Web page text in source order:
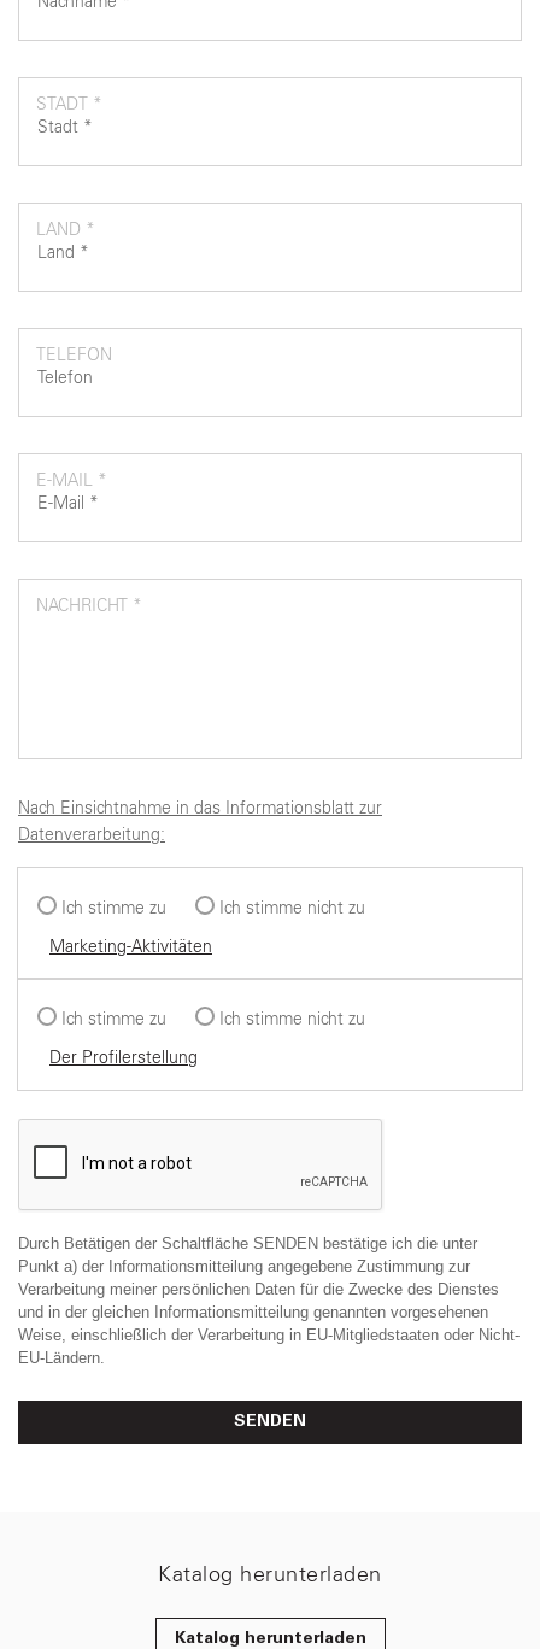
STADT *
LAND *
TELEFON
E-MAIL *
NACHRICHT *
Nach Einsichtnahme in das Informationsblatt zur
Datenverarbeitung:
Ich stimme zu
Ich stimme nicht zu
Marketing-Aktivitäten
Ich stimme zu
Ich stimme nicht zu
Der Profilerstellung
Durch Betätigen der Schaltfläche SENDEN bestätige ich die unter
Punkt a) der Informationsmitteilung angegebene Zustimmung zur
Verarbeitung meiner persönlichen Daten für die Zwecke des Dienstes
und in der gleichen Informationsmitteilung genannten vorgesehenen
Weise, einschließlich der Verarbeitung in EU-Mitgliedstaaten oder Nicht-
EU-Ländern.
SENDEN
Katalog herunterladen
Katalog herunterladen